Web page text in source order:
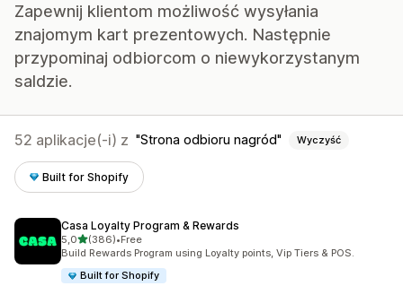
Zapewnij klientom możliwość wysyłania
znajomym kart prezentowych. Następnie
przypominaj odbiorcom o niewykorzystanym
saldzie.
52 aplikacje(-i) z Strona odbioru nagród Wyczyść
Built for Shopify
Casa Loyalty Program & Rewards
5,0na 5 gwiazdek
(386)
Łączna liczba recenzji: 386
•Free
Build Rewards Program using Loyalty points, Vip Tiers & POS.
Built for Shopify